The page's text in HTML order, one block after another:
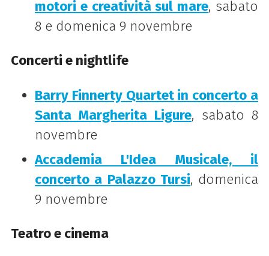
motori e creatività sul mare, sabato
8 e domenica 9 novembre
Concerti e nightlife
Barry Finnerty Quartet in concerto a
Santa Margherita Ligure, sabato 8
novembre
Accademia L'Idea Musicale, il
concerto a Palazzo Tursi, domenica
9 novembre
Teatro e cinema